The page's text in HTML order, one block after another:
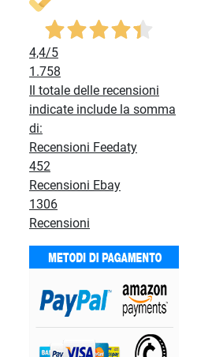
4,4/5
1.758
Il totale delle recensioni
indicate include la somma
di:
Recensioni Feedaty
452
Recensioni Ebay
1306
Recensioni